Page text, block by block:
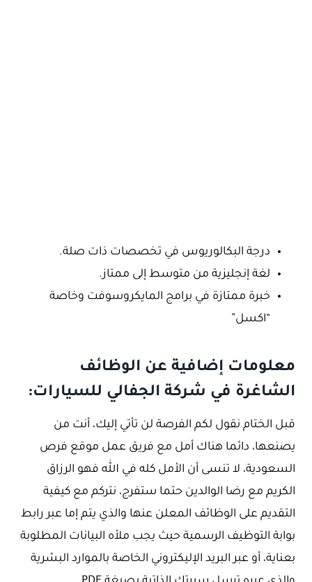
درجة البكالوريوس في تخصصات ذات صلة.
لغة إنجليزية من متوسط إلى ممتاز.
خبرة ممتازة في برامج المايكروسوفت وخاصة
“اكسل”
معلومات إضافية عن الوظائف
الشاغرة في شركة الجفالي للسيارات:
قبل الختام نقول لكم الفرصة لن تأتي إليك، أنت من
يصنعها، دائما هناك أمل مع فريق عمل موقع فرص
السعودية، لا تنسى أن الأمل كله في الله فهو الرزاق
الكريم مع رضا الوالدين حتما ستفرج، نتركم مع كيفية
التقديم على الوظائف المعلن عنها والذي يتم إما عبر رابط
بوابة التوظيف الرسمية حيث يجب ملأه البيانات المطلوبة
بعناية، أو عبر البريد الإليكتروني الخاصة بالموارد البشرية